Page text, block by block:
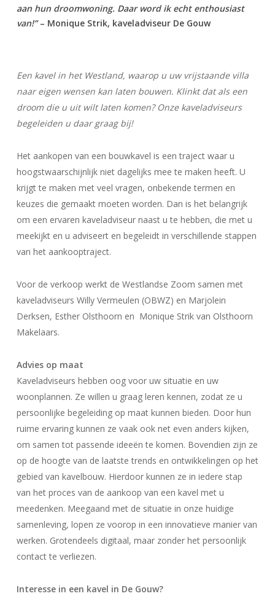
aan hun droomwoning. Daar word ik echt enthousiast
van!”– Monique Strik, kaveladviseur De Gouw
Een kavel in het Westland, waarop u uw vrijstaande villa
naar eigen wensen kan laten bouwen. Klinkt dat als een
droom die u uit wilt laten komen? Onze kaveladviseurs
begeleiden u daar graag bij!
Het aankopen van een bouwkavel is een traject waar u
hoogstwaarschijnlijk niet dagelijks mee te maken heeft. U
krijgt te maken met veel vragen, onbekende termen en
keuzes die gemaakt moeten worden. Dan is het belangrijk
om een ervaren kaveladviseur naast u te hebben, die met u
meekijkt en u adviseert en begeleidt in verschillende stappen
van het aankooptraject.
Voor de verkoop werkt de Westlandse Zoom samen met
kaveladviseurs Willy Vermeulen (OBWZ) en Marjolein
Derksen, Esther Olsthoorn en Monique Strik van Olsthoorn
Makelaars.
Advies op maat
Kaveladviseurs hebben oog voor uw situatie en uw
woonplannen. Ze willen u graag leren kennen, zodat ze u
persoonlijke begeleiding op maat kunnen bieden. Door hun
ruime ervaring kunnen ze vaak ook net even anders kijken,
om samen tot passende ideeën te komen. Bovendien zijn ze
op de hoogte van de laatste trends en ontwikkelingen op het
gebied van kavelbouw. Hierdoor kunnen ze in iedere stap
van het proces van de aankoop van een kavel met u
meedenken. Meegaand met de situatie in onze huidige
samenleving, lopen ze voorop in een innovatieve manier van
werken. Grotendeels digitaal, maar zonder het persoonlijk
contact te verliezen.
Interesse in een kavel in De Gouw?